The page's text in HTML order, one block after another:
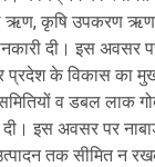
उपकरण ऋण,
दी। इस अवसर
के विकास का
व डबल लाक
दी। इस अवसर पर
तक सीमित न